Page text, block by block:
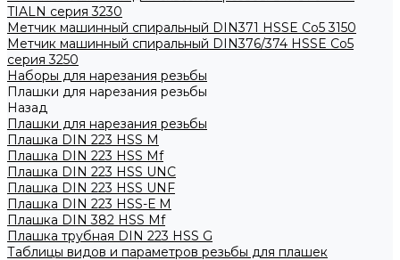
TIALN серия 3230
Метчик машинный спиральный DIN371 HSSE Co5 3150
Метчик машинный спиральный DIN376/374 HSSE Co5
серия 3250
Наборы для нарезания резьбы
Плашки для нарезания резьбы
Назад
Плашки для нарезания резьбы
Плашка DIN 223 HSS M
Плашка DIN 223 HSS Mf
Плашка DIN 223 HSS UNC
Плашка DIN 223 HSS UNF
Плашка DIN 223 HSS-Е M
Плашка DIN 382 HSS Mf
Плашка трубная DIN 223 HSS G
Таблицы видов и параметров резьбы для плашек